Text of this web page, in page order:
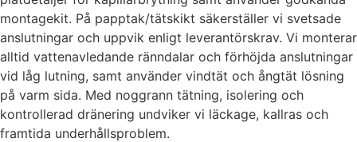
montagekit. På papptak/tätskikt säkerställer vi svetsade
anslutningar och uppvik enligt leverantörskrav. Vi monterar
alltid vattenavledande ränndalar och förhöjda anslutningar
vid låg lutning, samt använder vindtät och ångtät lösning
på varm sida. Med noggrann tätning, isolering och
kontrollerad dränering undviker vi läckage, kallras och
framtida underhållsproblem.